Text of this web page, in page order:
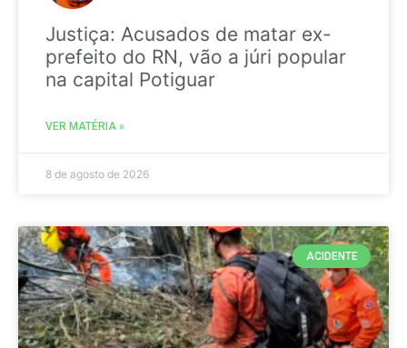
Justiça: Acusados de matar ex-
prefeito do RN, vão a júri popular
na capital Potiguar
VER MATÉRIA »
8 de agosto de 2026
ACIDENTE